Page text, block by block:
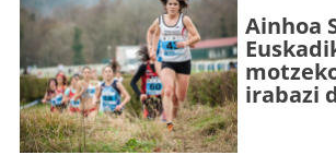
Ainhoa
irabazi